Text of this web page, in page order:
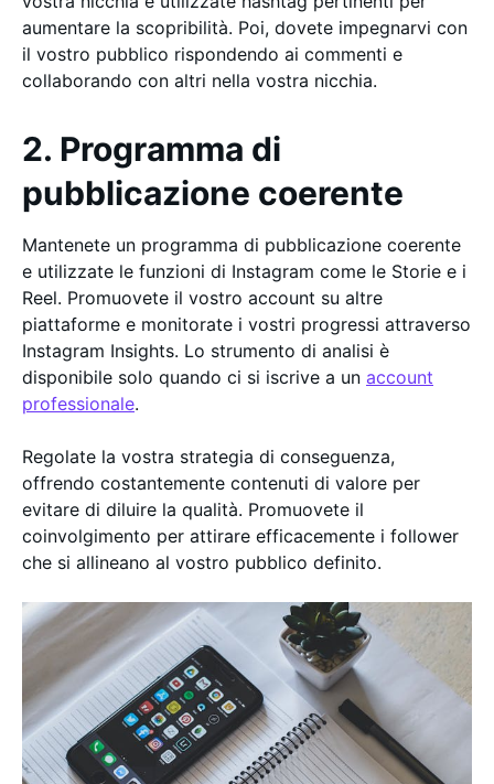
aumentare la scopribilità. Poi, dovete impegnarvi con
il vostro pubblico rispondendo ai commenti e
collaborando con altri nella vostra nicchia.
2. Programma di
pubblicazione coerente
Mantenete un programma di pubblicazione coerente
e utilizzate le funzioni di Instagram come le Storie e i
Reel. Promuovete il vostro account su altre
piattaforme e monitorate i vostri progressi attraverso
Instagram Insights. Lo strumento di analisi è
disponibile solo quando ci si iscrive a un account
professionale.
Regolate la vostra strategia di conseguenza,
offrendo costantemente contenuti di valore per
evitare di diluire la qualità. Promuovete il
coinvolgimento per attirare efficacemente i follower
che si allineano al vostro pubblico definito.